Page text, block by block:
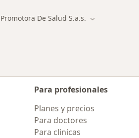
De Salud S.a.s. Cambiar de
Para profesionales
Planes y precios
Para doctores
Para clinicas